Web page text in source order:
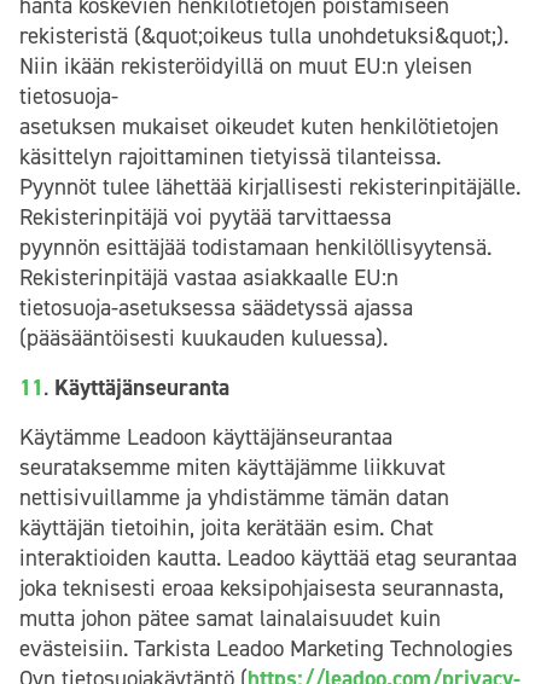
rekisteristä (&quot;oikeus tulla unohdetuksi&quot;).
Niin ikään rekisteröidyillä on muut EU:n yleisen
tietosuoja-
asetuksen mukaiset oikeudet kuten henkilötietojen
käsittelyn rajoittaminen tietyissä tilanteissa.
Pyynnöt tulee lähettää kirjallisesti rekisterinpitäjälle.
Rekisterinpitäjä voi pyytää tarvittaessa
pyynnön esittäjää todistamaan henkilöllisyytensä.
Rekisterinpitäjä vastaa asiakkaalle EU:n
tietosuoja-asetuksessa säädetyssä ajassa
(pääsääntöisesti kuukauden kuluessa).
11. Käyttäjänseuranta
Käytämme Leadoon käyttäjänseurantaa
seurataksemme miten käyttäjämme liikkuvat
nettisivuillamme ja yhdistämme tämän datan
käyttäjän tietoihin, joita kerätään esim. Chat
interaktioiden kautta. Leadoo käyttää etag seurantaa
joka teknisesti eroaa keksipohjaisesta seurannasta,
mutta johon pätee samat lainalaisuudet kuin
evästeisiin. Tarkista Leadoo Marketing Technologies